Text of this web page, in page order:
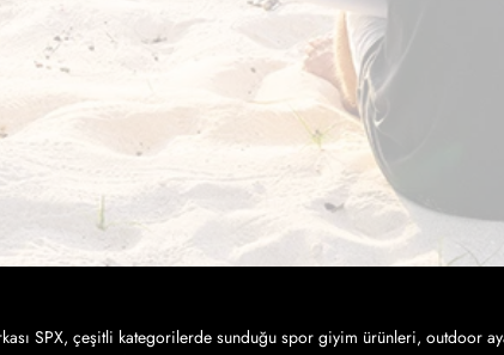
SPX, çeşitli kategorilerde sunduğu spor giyim ürünleri, outdoor